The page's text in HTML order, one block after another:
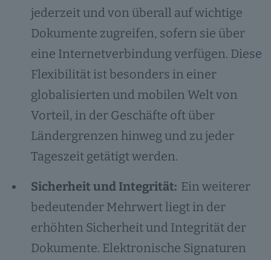
jederzeit und von überall auf wichtige
Dokumente zugreifen, sofern sie über
eine Internetverbindung verfügen. Diese
Flexibilität ist besonders in einer
globalisierten und mobilen Welt von
Vorteil, in der Geschäfte oft über
Ländergrenzen hinweg und zu jeder
Tageszeit getätigt werden.
Sicherheit und Integrität: Ein weiterer
bedeutender Mehrwert liegt in der
erhöhten Sicherheit und Integrität der
Dokumente. Elektronische Signaturen